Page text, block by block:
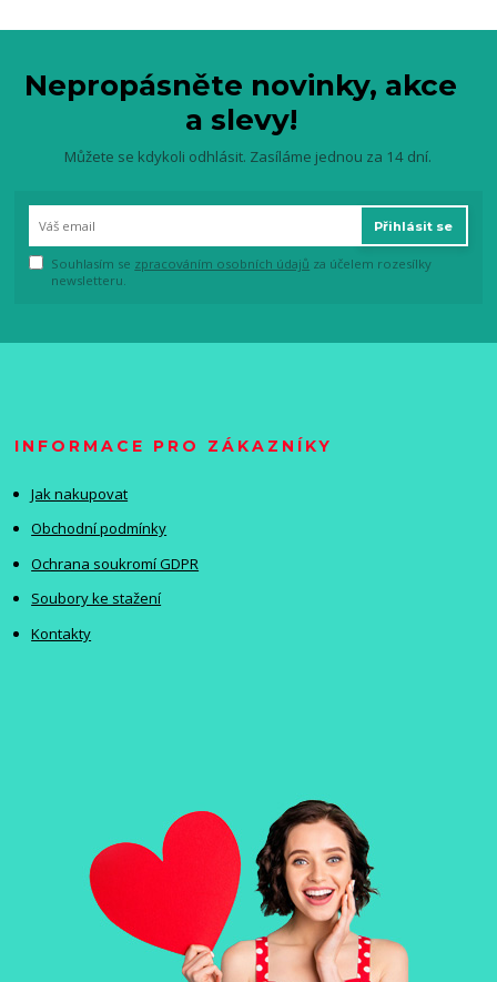
Nepropásněte novinky, akce
a slevy!
Můžete se kdykoli odhlásit. Zasíláme jednou za 14 dní.
Přihlásit se
Souhlasím se zpracováním osobních údajů za účelem rozesílky
newsletteru.
INFORMACE PRO ZÁKAZNÍKY
Jak nakupovat
Obchodní podmínky
Ochrana soukromí GDPR
Soubory ke stažení
Kontakty